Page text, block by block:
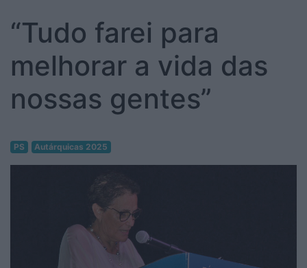
“Tudo farei para
melhorar a vida das
nossas gentes”
PS Autárquicas 2025